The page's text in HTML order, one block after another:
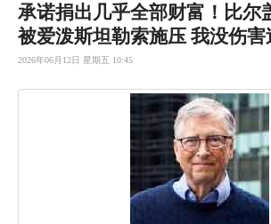
承诺捐出几乎全部财富 ！比尔
被爱泼斯坦勒索施压 我没伤害
2026年06月12日 星期五 10:45